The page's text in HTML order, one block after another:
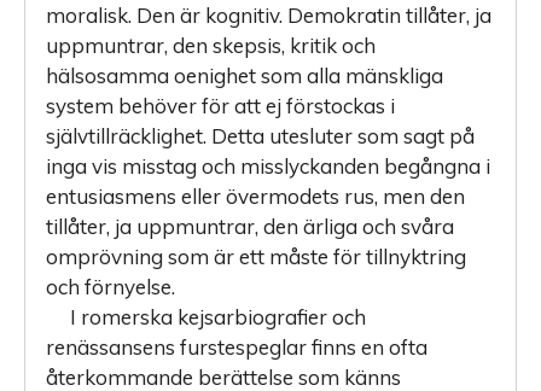
moralisk. Den är kognitiv. Demokratin tillåter, ja
uppmuntrar, den skepsis, kritik och
hälsosamma oenighet som alla mänskliga
system behöver för att ej förstockas i
självtillräcklighet. Detta utesluter som sagt på
inga vis misstag och misslyckanden begångna i
entusiasmens eller övermodets rus, men den
tillåter, ja uppmuntrar, den ärliga och svåra
omprövning som är ett måste för tillnyktring
och förnyelse.
I romerska kejsarbiografier och
renässansens furstespeglar finns en ofta
återkommande berättelse som känns